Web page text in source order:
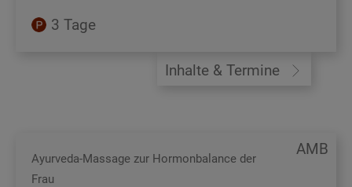
3 Tage
Inhalte & Termine
Ayurveda-Massage zur Hormonbalance der
Frau
AMB